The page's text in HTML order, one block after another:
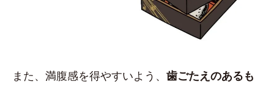
また、満腹感を得やすいよう、 歯ごたえのあるも